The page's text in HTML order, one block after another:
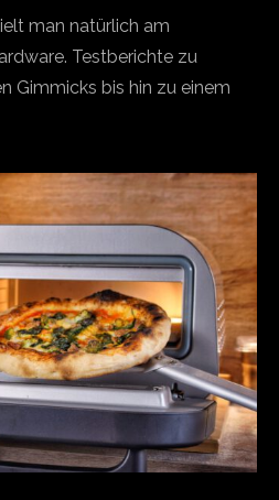
man natürlich am
Testberichte zu
Gimmicks bis hin zu einem